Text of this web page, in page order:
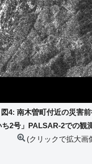
図4: 南木曽町付近の災害
ち2号」PALSAR-2での観
(クリックで拡大画